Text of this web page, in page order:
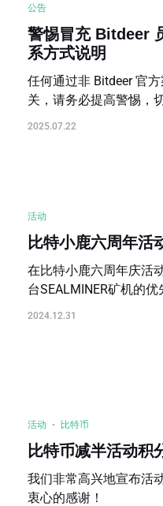
公告
警惕冒充 Bitdeer
系方式说明
任何通过非 Bitdeer 官
关，请务必提高警惕，
2025.07.22
活动
比特小鹿六周年活
在比特小鹿六周年庆活
台SEALMINER矿机的优
2024.12.31
活动 比特币
比特币减半活动积
我们非常高兴地宣布活
衷心的感谢！